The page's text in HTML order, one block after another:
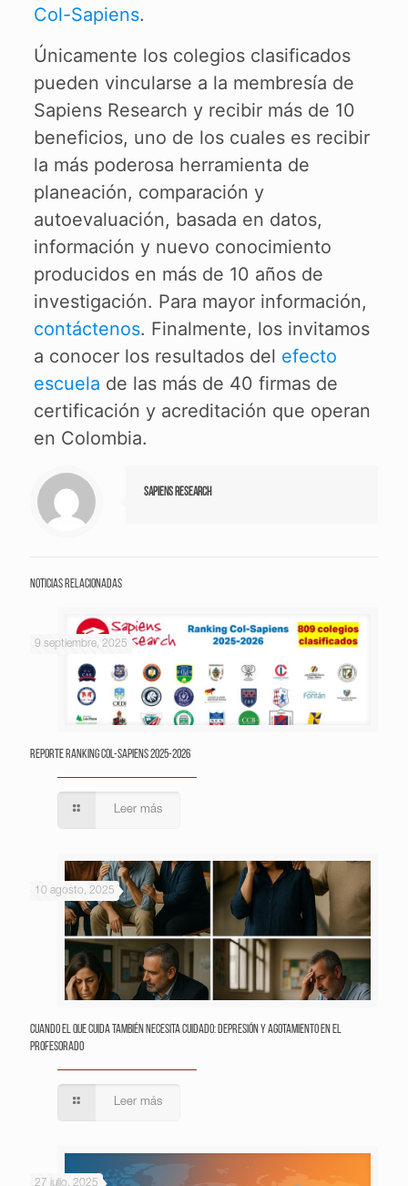
Col-Sapiens.
Únicamente los colegios clasificados
pueden vincularse a la membresía de
Sapiens Research y recibir más de 10
beneficios, uno de los cuales es recibir
la más poderosa herramienta de
planeación, comparación y
autoevaluación, basada en datos,
información y nuevo conocimiento
producidos en más de 10 años de
investigación. Para mayor información,
contáctenos. Finalmente, los invitamos
a conocer los resultados del efecto
escuela de las más de 40 firmas de
certificación y acreditación que operan
en Colombia.
Sapiens Research
Noticias relacionadas
9 septiembre, 2025
Reporte Ranking Col-Sapiens 2025-2026
Leer más
10 agosto, 2025
Cuando el que cuida también necesita cuidado: depresión y agotamiento en el
profesorado
Leer más
27 julio, 2025